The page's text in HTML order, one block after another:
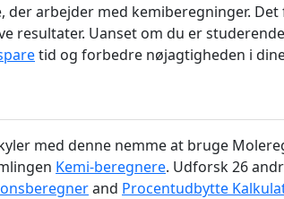
arbejder med kemiberegninger.
resultater. Uanset om du er
tid og forbedre nøjagtigheden i
med denne nemme at bruge
Kemi-beregnere. Udforsk 26
and Procentudbytte